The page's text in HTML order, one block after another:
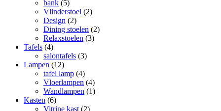
bank (5)
Vlinderstoel (2)
Design (2)
Dining stoelen (2)
Relaxstoelen (3)
Tafels (4)
salontafels (3)
Lampen (12)
tafel lamp (4)
Vloerlampen (4)
Wandlampen (1)
Kasten (6)
Vitrine kast (2)